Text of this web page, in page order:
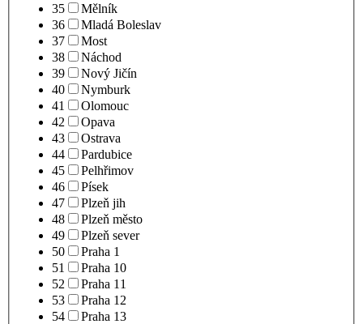
35
Mělník
36
Mladá Boleslav
37
Most
38
Náchod
39
Nový Jičín
40
Nymburk
41
Olomouc
42
Opava
43
Ostrava
44
Pardubice
45
Pelhřimov
46
Písek
47
Plzeň jih
48
Plzeň město
49
Plzeň sever
50
Praha 1
51
Praha 10
52
Praha 11
53
Praha 12
54
Praha 13